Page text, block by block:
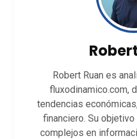
Robert Ruan es
fluxodinamico.com,
tendencias
financiero. Su
complejos en